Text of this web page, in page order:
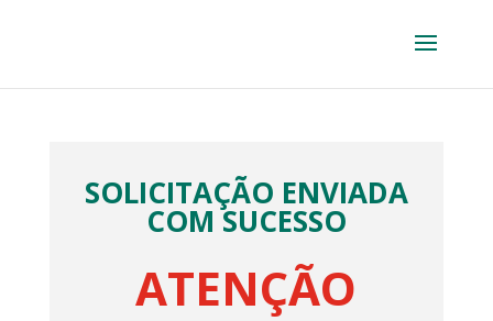
SOLICITAÇÃO ENVIADA
COM SUCESSO
ATENÇÃO